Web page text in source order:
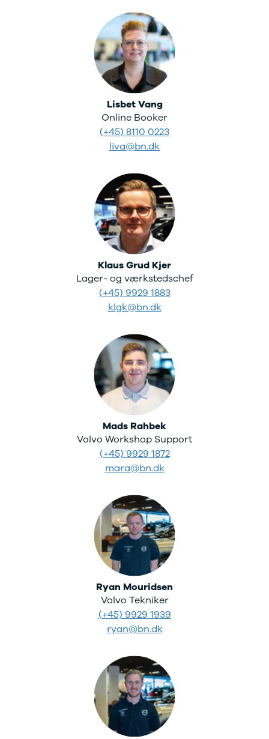
Se alle Smart
Subaru
Se alle
Subaru
Forrester
Suzuki
Se alle Suzuki
Splash
Swift
Baleno
Celerio
Tesla
Se alle Tesla
Model 3
Model Y
Model X
Toyota
Se alle
Toyota
Auris
Aygo X
BZ4X
C-HR
Camry
Corolla
Hilux
RAV4
Yaris
VW
Se alle VW
Elbil
ID.4
ID.5
ID.7
ID. Buzz
e-Up!
Polo
Golf VI
Golf VII
e-Golf VII
Touran
Passat
T-Roc
Tiguan
Tiguan
Allspace
Lisbet Vang
Online Booker
(+45) 8110 0223
liva@bn.dk
Klaus Grud Kjer
Lager- og værkstedschef
(+45) 9929 1883
klgk@bn.dk
Mads Rahbek
Volvo Workshop Support
(+45) 9929 1872
mara@bn.dk
Ryan Mouridsen
Volvo Tekniker
(+45) 9929 1939
ryan@bn.dk